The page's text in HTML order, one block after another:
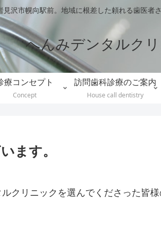
見沢市幌向駅前。地域に根差した頼れる歯医者
へんみデンタルク
療コンセプト
Concept
訪問歯科診療のご案内
House call dentistry
ます。
クリニックを選んでくださった皆様